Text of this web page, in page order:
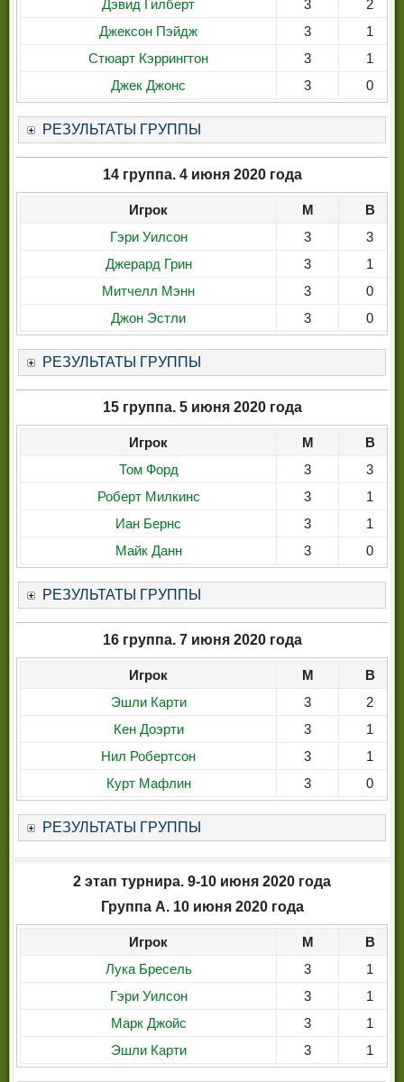
Дэвид Гилберт
3
2
Джексон Пэйдж
3
1
Стюарт Кэррингтон
3
1
Джек Джонс
3 0
РЕЗУЛЬТАТЫ ГРУППЫ
14 группа. 4 июня 2020 года
Игрок М
В
Гэри Уилсон
3
3
Джерард Грин
3
1
Митчелл Мэнн
3
0
Джон Эстли
3 0
РЕЗУЛЬТАТЫ ГРУППЫ
15 группа. 5 июня 2020 года
Игрок М
В
Том Форд
3
3
Роберт Милкинс
3
1
Иан Бернс
3
1
Майк Данн
3 0
РЕЗУЛЬТАТЫ ГРУППЫ
16 группа. 7 июня 2020 года
Игрок М
В
Эшли Карти
3
2
Кен Доэрти
3
1
Нил Робертсон
3
1
Курт Мафлин
3 0
РЕЗУЛЬТАТЫ ГРУППЫ
2 этап турнира. 9-10 июня 2020 года
Группа A. 10 июня 2020 года
Игрок М
В
Лука Бресель
3
1
Гэри Уилсон
3
1
Марк Джойс
3
1
Эшли Карти
3 1